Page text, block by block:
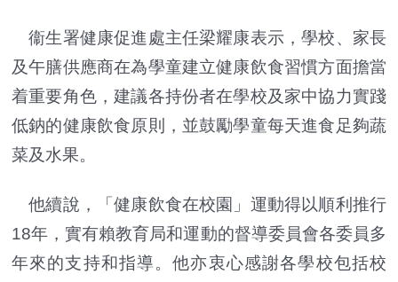
衞生署健康促進處主任梁耀康表示，學校、家長
及午膳供應商在為學童建立健康飲食習慣方面擔當
着重要角色，建議各持份者在學校及家中協力實踐
低鈉的健康飲食原則，並鼓勵學童每天進食足夠蔬
菜及水果。
他續說，「健康飲食在校園」運動得以順利推行
18年，實有賴教育局和運動的督導委員會各委員多
年來的支持和指導。他亦衷心感謝各學校包括校